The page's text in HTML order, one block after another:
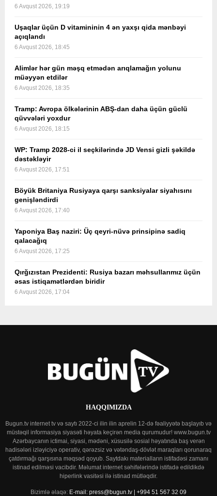
6 Avqust 2026, 19:19
Uşaqlar üçün D vitamininin 4 ən yaxşı qida mənbəyi
açıqlandı
6 Avqust 2026, 18:45
Alimlər hər gün məşq etmədən arıqlamağın yolunu
müəyyən etdilər
6 Avqust 2026, 18:35
Tramp: Avropa ölkələrinin ABŞ-dan daha üçün güclü
qüvvələri yoxdur
6 Avqust 2026, 18:15
WP: Tramp 2028-ci il seçkilərində JD Vensi gizli şəkildə
dəstəkləyir
6 Avqust 2026, 17:51
Böyük Britaniya Rusiyaya qarşı sanksiyalar siyahısını
genişləndirdi
6 Avqust 2026, 17:40
Yaponiya Baş naziri: Üç qeyri-nüvə prinsipinə sadiq
qalacağıq
6 Avqust 2026, 17:25
Qırğızıstan Prezidenti: Rusiya bazarı məhsullarımız üçün
əsas istiqamətlərdən biridir
6 Avqust 2026, 17:04
HAQQIMIZDA
Bugun.tv internet tv və saytı 2022-ci ilin ilin aprelin 12-də fəaliyyətə başlayıb və
müstəqil informasiya siyasəti həyata keçirən media qurumudur! www.bugun.tv
Azərbaycanın ictimai, siyasi, mədəni, xüsusilə sosial həyatında baş verən
hadisələri izləyiciyə operativ, qərəzsiz və vətəndaş-dövlət maraqları qorunaraq
çatdırmağı qarşısına məqsəd qoyub. Saytdakı materialların istifadəsi zamanı
istinad edilməsi vacibdir. Məlumat internet səhifələrində istifadə edildikdə
hiperlink vasitəsi ilə istinad mütləqdir.
Bizimlə əlaqə: E-mail: press@bugun.tv | +994 51 567 32 09